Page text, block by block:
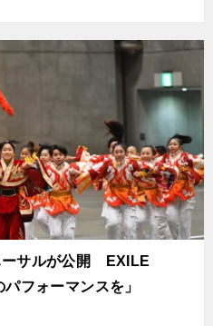
ーサルが公開 EXILE
フォーマンスを」